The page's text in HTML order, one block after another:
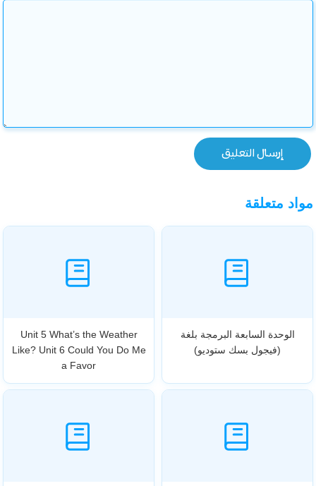
مواد متعلقة
الوحدة السابعة البرمجة بلغة
(فيجول بسك ستوديو)
Unit 5 What’s the Weather
Like? Unit 6 Could You Do Me
a Favor